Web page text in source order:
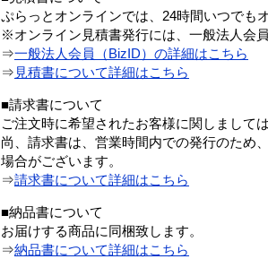
ぷらっとオンラインでは、24時間いつでも
※オンライン見積書発行には、一般法人会
⇒一般法人会員（BizID）の詳細はこちら
⇒ 見積書について詳細はこちら
■請求書について
ご注文時に希望されたお客様に関しまして
尚、請求書は、営業時間内での発行のため
場合がございます。
⇒請求書について詳細はこちら
■納品書について
お届けする商品に同梱致します。
⇒納品書について詳細はこちら